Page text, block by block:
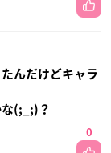
んだけどキャラ
(;_;)？
0